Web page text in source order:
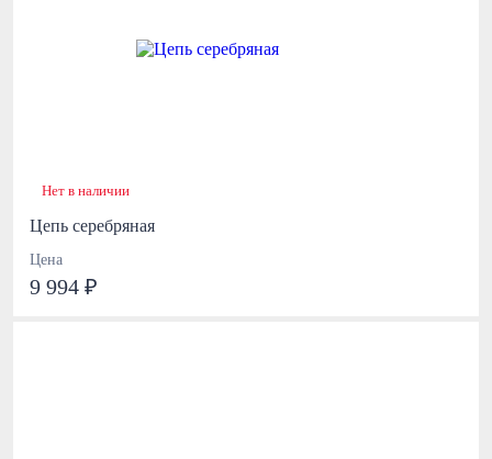
Нет в наличии
Цепь серебряная
Цена
9 994 ₽